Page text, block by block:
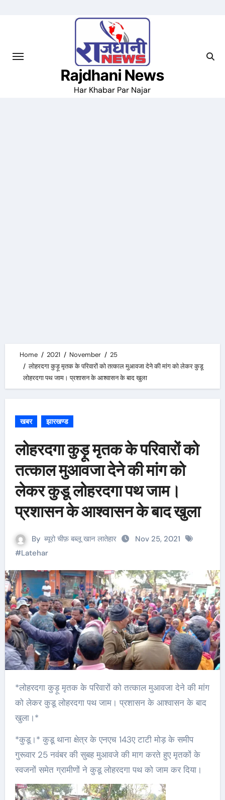
Rajdhani News
Har Khabar Par Najar
Home 2021 November
25
लोहरदगा कुड़ू मृतक के परिवारों को तत्काल मुआवजा देने की मांग को लेकर कुडू
लोहरदगा पथ जाम। प्रशासन के आश्वासन के बाद खुला
खबर झारखण्ड
लोहरदगा कुड़ू मृतक के परिवारों को
तत्काल मुआवजा देने की मांग को
लेकर कुडू लोहरदगा पथ जाम।
प्रशासन के आश्वासन के बाद खुला
By ब्यूरो चीफ़ बब्लू खान लातेहार
Nov 25, 2021
#Latehar
*लोहरदगा कुड़ू मृतक के परिवारों को तत्काल मुआवजा देने की मांग
को लेकर कुडू लोहरदगा पथ जाम। प्रशासन के आश्वासन के बाद
खुला।*
*कुडू।* कुडू थाना क्षेत्र के एनएच 143ए टाटी मोड़ के समीप
गुरूवार 25 नवंबर की सुबह मुआवजे की माग करते हुए मृतकों के
स्वजनों समेत ग्रामीणों ने कुडू लोहरदगा पथ को जाम कर दिया।